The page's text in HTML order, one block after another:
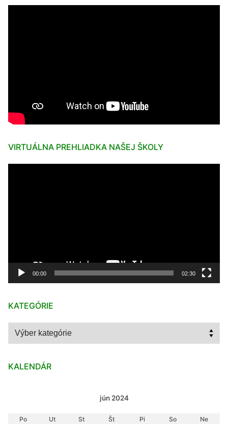
VIRTUÁLNA PREHLIADKA NAŠEJ ŠKOLY
00:00 02:30
KATEGÓRIE
Kategórie
KALENDÁR
jún 2024
Po Ut St Št Pi So
Ne